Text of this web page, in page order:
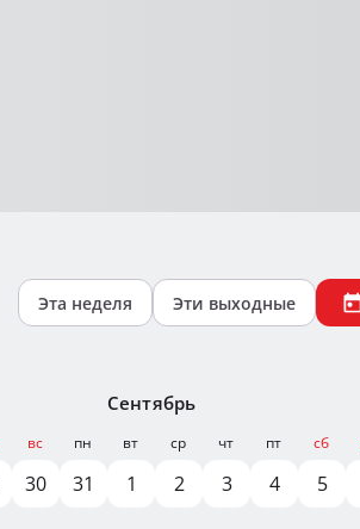
Эта неделя Эти выходные
вс
30
пн
31
Сентябрь
вт
1
ср
2
чт
3
пт
4
сб
5